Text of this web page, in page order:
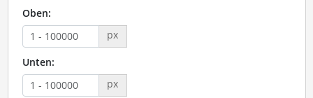
Oben:
px
Unten:
px